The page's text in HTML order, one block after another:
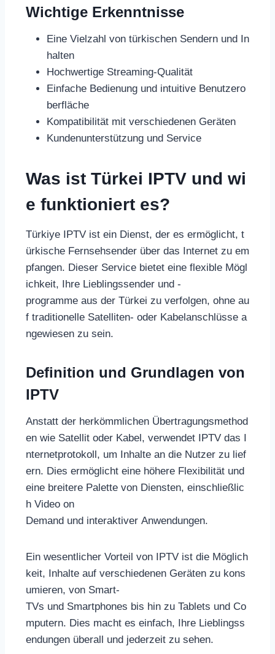
Wichtige Erkenntnisse
Eine Vielzahl von türkischen Sendern und In
halten
Hochwertige Streaming-Qualität
Einfache Bedienung und intuitive Benutzero
berfläche
Kompatibilität mit verschiedenen Geräten
Kundenunterstützung und Service
Was ist Türkei IPTV und wi
e funktioniert es?
Türkiye IPTV ist ein Dienst, der es ermöglicht, t
ürkische Fernsehsender über das Internet zu em
pfangen. Dieser Service bietet eine flexible Mögl
ichkeit, Ihre Lieblingssender und -
programme aus der Türkei zu verfolgen, ohne au
f traditionelle Satelliten- oder Kabelanschlüsse a
ngewiesen zu sein.
Definition und Grundlagen von
IPTV
Anstatt der herkömmlichen Übertragungsmethod
en wie Satellit oder Kabel, verwendet IPTV das I
nternetprotokoll, um Inhalte an die Nutzer zu lief
ern. Dies ermöglicht eine höhere Flexibilität und
eine breitere Palette von Diensten, einschließlic
h Video on
Demand und interaktiver Anwendungen.
Ein wesentlicher Vorteil von IPTV ist die Möglich
keit, Inhalte auf verschiedenen Geräten zu kons
umieren, von Smart-
TVs und Smartphones bis hin zu Tablets und Co
mputern. Dies macht es einfach, Ihre Lieblingss
endungen überall und jederzeit zu sehen.